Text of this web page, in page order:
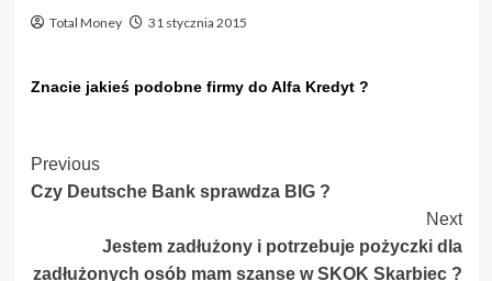
Total Money 31 stycznia 2015
Znacie jakieś podobne firmy do Alfa Kredyt ?
Post
Navigation
Previous
Czy Deutsche Bank sprawdza BIG ?
Next
Jestem zadłużony i potrzebuje pożyczki dla
zadłużonych osób mam szanse w SKOK Skarbiec ?